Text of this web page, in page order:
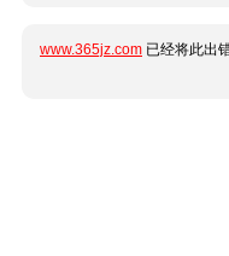
www.365jz.com 已经将此出